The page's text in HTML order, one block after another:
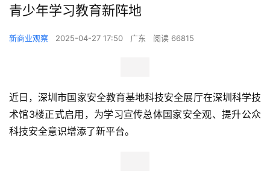
青少年学习教育新阵地
新商业观察 2025-04-27 17:50 广东 阅读 66815
近日，深圳市国家安全教育基地科技安全展厅在深圳科学技
术馆3楼正式启用，为学习宣传总体国家安全观、提升公众
科技安全意识增添了新平台。